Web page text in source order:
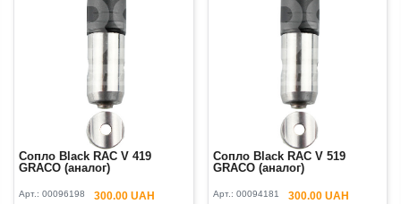
Сопло Black RAC V 419
GRACO (аналог)
Арт.: 00096198 300.00 UAH
Сопло Black RAC V 519
GRACO (аналог)
Арт.: 00094181 300.00 UAH